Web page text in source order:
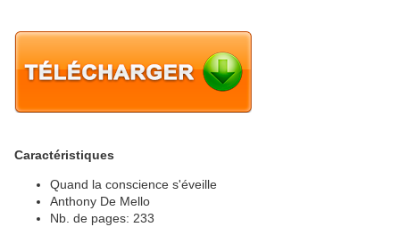
Caractéristiques
Quand la conscience s'éveille
Anthony De Mello
Nb. de pages: 233